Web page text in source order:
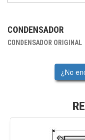
CONDENSADOR
CONDENSADOR ORIGINAL
¿No